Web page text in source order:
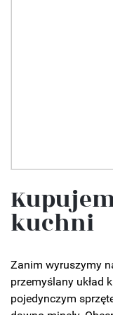
kuchni
Zanim wyruszymy
przemyślany układ
pojedynczym